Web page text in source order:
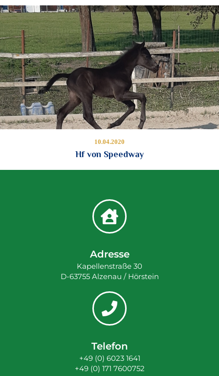
10.04.2020
Hf von Speedway
Adresse
Kapellenstraße 30
D-63755 Alzenau / Hörstein
Telefon
+49 (0) 6023 1641
+49 (0) 171 7600752